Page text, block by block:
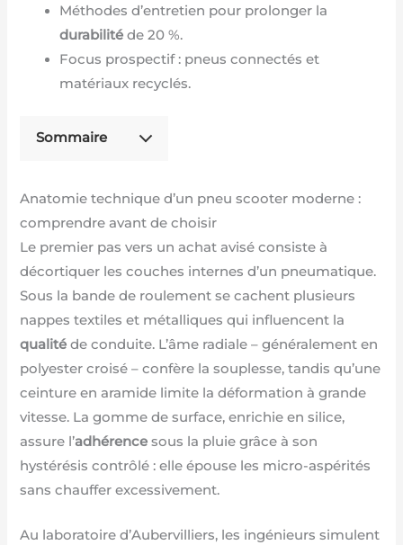
Méthodes d’entretien pour prolonger la
durabilité de 20 %.
Focus prospectif : pneus connectés et
matériaux recyclés.
Sommaire
Anatomie technique d’un pneu scooter moderne :
comprendre avant de choisir
Le premier pas vers un achat avisé consiste à
décortiquer les couches internes d’un pneumatique.
Sous la bande de roulement se cachent plusieurs
nappes textiles et métalliques qui influencent la
qualité de conduite. L’âme radiale – généralement en
polyester croisé – confère la souplesse, tandis qu’une
ceinture en aramide limite la déformation à grande
vitesse. La gomme de surface, enrichie en silice,
assure l’adhérence sous la pluie grâce à son
hystérésis contrôlé : elle épouse les micro-aspérités
sans chauffer excessivement.
Au laboratoire d’Aubervilliers, les ingénieurs simulent